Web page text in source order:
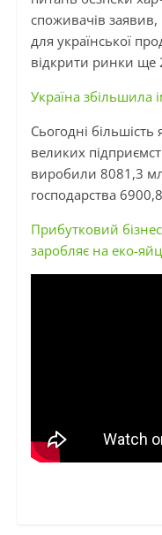
споживачів
для української
відкрити ринки ще
Україна збільшила
Сьогодні більшість
великих
виробили 8081,3
господарства
Прибутковий
заробляє на еко-